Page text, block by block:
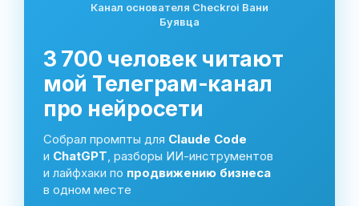
Канал основателя Checkroi Вани
Буявца
3 700 человек читают
мой Телеграм-канал
про нейросети
Собрал промпты для Claude Code
и ChatGPT, разборы ИИ-инструментов
и лайфхаки по продвижению бизнеса
в одном месте